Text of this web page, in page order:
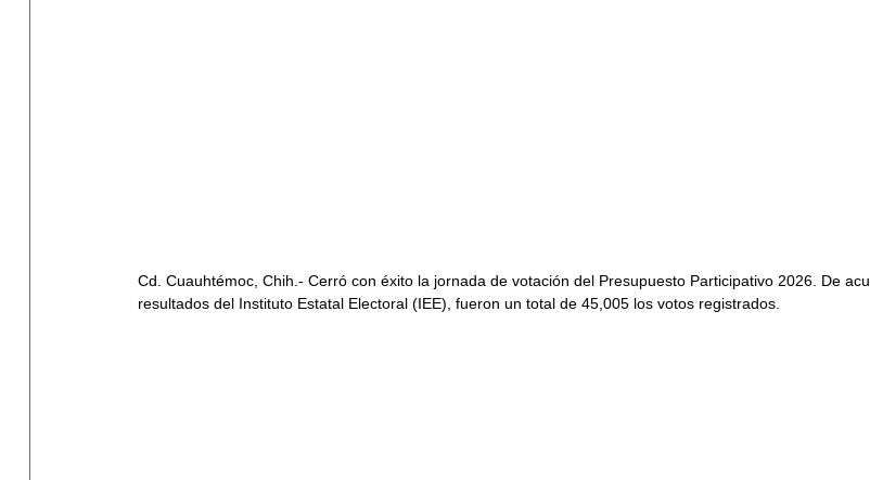
Cd. Cuauhtémoc, Chih.- Cerró con éxito la jornada de votación del Presupuesto Participativo 2026. De
resultados del Instituto Estatal Electoral (IEE), fueron un total de 45,005 los votos registrados.